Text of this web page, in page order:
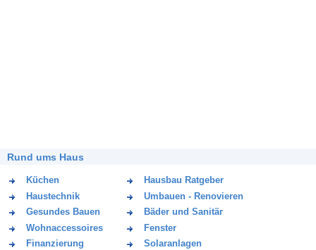
Rund ums Haus
Küchen
Hausbau Ratgeber
Haustechnik
Umbauen - Renovieren
Gesundes Bauen
Bäder und Sanitär
Wohnaccessoires
Fenster
Finanzierung
Solaranlagen